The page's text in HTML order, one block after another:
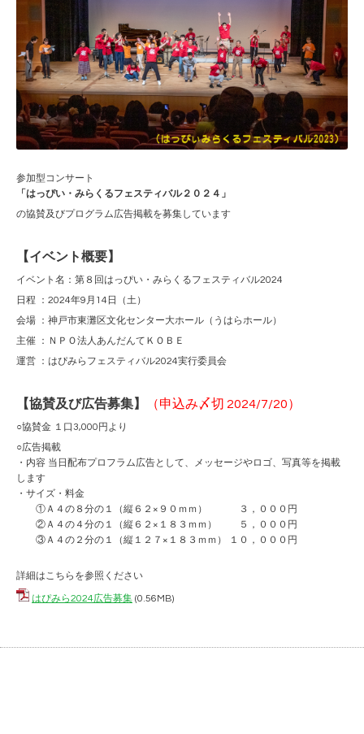
参加型コンサート
「はっぴい・みらくるフェスティバル２０２４」
の協賛及びプログラム広告掲載を募集しています
【イベント概要】
イベント名：第８回はっぴい・みらくるフェスティバル2024
日程 ：2024年9月14日（土）
会場 ：神戸市東灘区文化センター大ホール（うはらホール）
主催 ：ＮＰＯ法人あんだんてＫＯＢＥ
運営 ：はぴみらフェスティバル2024実行委員会
【協賛及び広告募集】 （申込み〆切 2024/7/20）
○協賛金 １口3,000円より
○広告掲載
・内容 当日配布プロフラム広告として、メッセージやロゴ、写真等を掲載
します
・サイズ・料金
①Ａ４の８分の１（縦６２×９０ｍｍ） ３，０００円
②Ａ４の４分の１（縦６２×１８３ｍｍ） ５，０００円
③Ａ４の２分の１（縦１２７×１８３ｍｍ） １０，０００円
詳細はこちらを参照ください
はぴみら2024広告募集 (0.56MB)